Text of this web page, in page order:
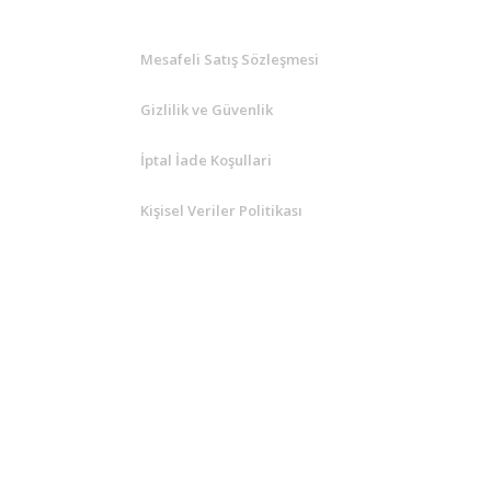
Mesafeli Satış Sözleşmesi
Gizlilik ve Güvenlik
İptal İade Koşullari
Kişisel Veriler Politikası